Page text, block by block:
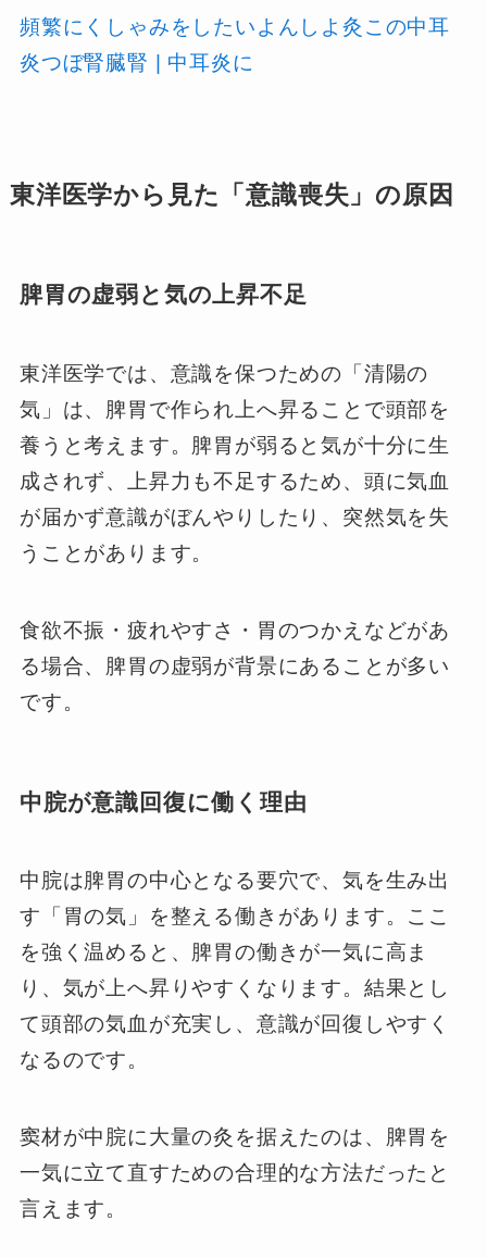
頻繁にくしゃみをしたいよんしよ灸この中耳
炎つぼ腎臓腎 | 中耳炎に
東洋医学から見た「意識喪失」の原因
脾胃の虚弱と気の上昇不足
東洋医学では、意識を保つための「清陽の
気」は、脾胃で作られ上へ昇ることで頭部を
養うと考えます。脾胃が弱ると気が十分に生
成されず、上昇力も不足するため、頭に気血
が届かず意識がぼんやりしたり、突然気を失
うことがあります。
食欲不振・疲れやすさ・胃のつかえなどがあ
る場合、脾胃の虚弱が背景にあることが多い
です。
中脘が意識回復に働く理由
中脘は脾胃の中心となる要穴で、気を生み出
す「胃の気」を整える働きがあります。ここ
を強く温めると、脾胃の働きが一気に高ま
り、気が上へ昇りやすくなります。結果とし
て頭部の気血が充実し、意識が回復しやすく
なるのです。
窦材が中脘に大量の灸を据えたのは、脾胃を
一気に立て直すための合理的な方法だったと
言えます。